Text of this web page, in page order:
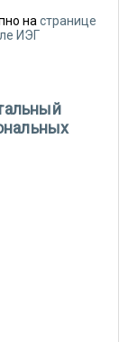
на странице
ИЭГ